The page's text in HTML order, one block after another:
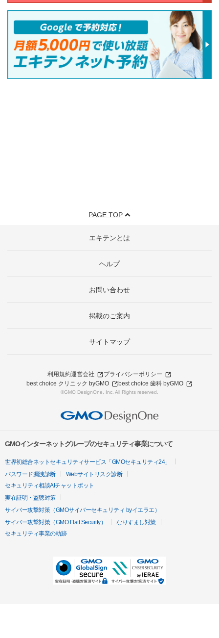
PAGE TOP
エキテンとは
ヘルプ
お問い合わせ
掲載のご案内
サイトマップ
利用規約運営会社
プライバシーポリシー
best choice クリニック byGMO
best choice 歯科 byGMO
©GMO DesignOne, Inc. All Rights reserved.
GMOインターネットグループのセキュリティ事業について
世界初総合ネットセキュリティサービス「GMOセキュリティ24」
パスワード漏洩診断
Webサイトリスク診断
セキュリティ相談AIチャットボット
実在証明・盗聴対策
サイバー攻撃対策（GMOサイバーセキュリティ byイエラエ）
サイバー攻撃対策（GMO Flatt Security）
なりすまし対策
セキュリティ事業の軌跡